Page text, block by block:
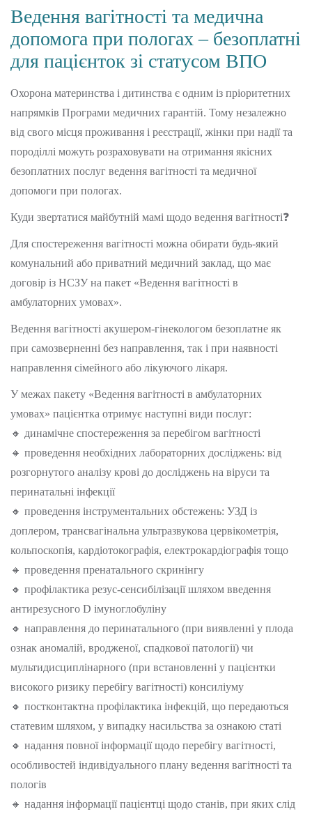
Ведення вагітності та медична
допомога при пологах – безоплатні
для пацієнток зі статусом ВПО
Охорона материнства і дитинства є одним із пріоритетних
напрямків Програми медичних гарантій. Тому незалежно
від свого місця проживання і реєстрації, жінки при надії та
породіллі можуть розраховувати на отримання якісних
безоплатних послуг ведення вагітності та медичної
допомоги при пологах.
Куди звертатися майбутній мамі щодо ведення вагітності❓
Для спостереження вагітності можна обирати будь-який
комунальний або приватний медичний заклад, що має
договір із НСЗУ на пакет «Ведення вагітності в
амбулаторних умовах».
Ведення вагітності акушером-гінекологом безоплатне як
при самозверненні без направлення, так і при наявності
направлення сімейного або лікуючого лікаря.
У межах пакету «Ведення вагітності в амбулаторних
умовах» пацієнтка отримує наступні види послуг:
🔸 динамічне спостереження за перебігом вагітності
🔸 проведення необхідних лабораторних досліджень: від
розгорнутого аналізу крові до досліджень на віруси та
перинатальні інфекції
🔸 проведення інструментальних обстежень: УЗД із
доплером, трансвагінальна ультразвукова цервікометрія,
кольпоскопія, кардіотокографія, електрокардіографія тощо
🔸 проведення пренатального скринінгу
🔸 профілактика резус-сенсибілізації шляхом введення
антирезусного D імуноглобуліну
🔸 направлення до перинатального (при виявленні у плода
ознак аномалій, вродженої, спадкової патології) чи
мультидисциплінарного (при встановленні у пацієнтки
високого ризику перебігу вагітності) консиліуму
🔸 постконтактна профілактика інфекцій, що передаються
статевим шляхом, у випадку насильства за ознакою статі
🔸 надання повної інформації щодо перебігу вагітності,
особливостей індивідуального плану ведення вагітності та
пологів
🔸 надання інформації пацієнтці щодо станів, при яких слід